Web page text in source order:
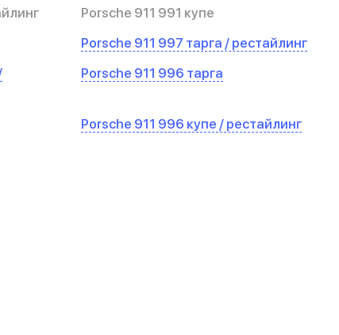
Porsche 911 991 купе
Porsche 911 997 тарга / рестайлинг
Porsche 911 996 тарга
Porsche 911 996 купе / рестайлинг